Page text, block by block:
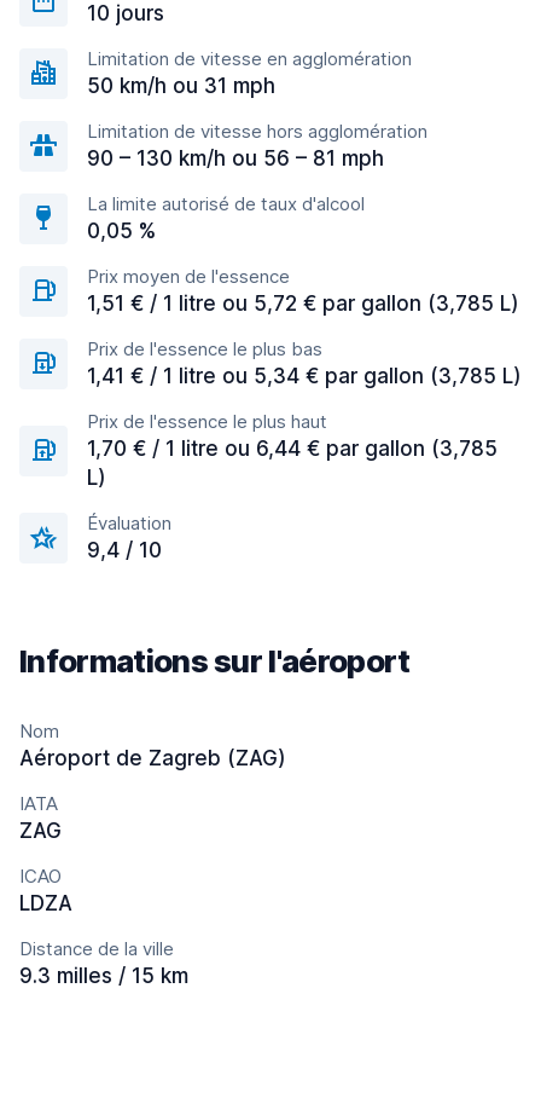
10 jours
Limitation de vitesse en agglomération
50 km/h ou 31 mph
Limitation de vitesse hors agglomération
90 – 130 km/h ou 56 – 81 mph
La limite autorisé de taux d'alcool
0,05 %
Prix moyen de l'essence
1,51 € / 1 litre ou 5,72 € par gallon (3,785 L)
Prix de l'essence le plus bas
1,41 € / 1 litre ou 5,34 € par gallon (3,785 L)
Prix de l'essence le plus haut
1,70 € / 1 litre ou 6,44 € par gallon (3,785
L)
Évaluation
9,4 / 10
Informations sur l'aéroport
Nom
Aéroport de Zagreb (ZAG)
IATA
ZAG
ICAO
LDZA
Distance de la ville
9.3 milles / 15 km